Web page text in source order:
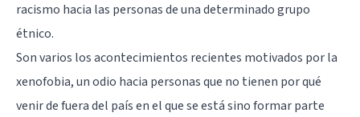
racismo hacia las personas de una determinado grupo
étnico.
Son varios los acontecimientos recientes motivados por la
xenofobia, un odio hacia personas que no tienen por qué
venir de fuera del país en el que se está sino formar parte